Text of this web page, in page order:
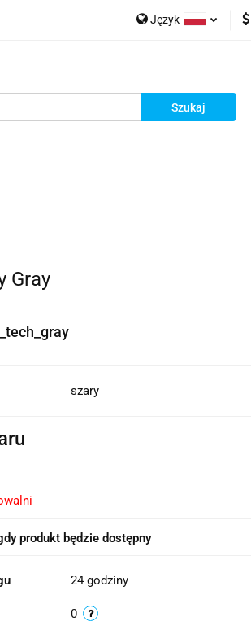
Język
German
Zamów wydruk
Gray
szary
produkt będzie dostępny
24 godziny
0